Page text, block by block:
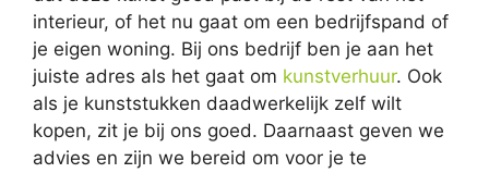
interieur, of het nu gaat om een bedrijfspand of
je eigen woning. Bij ons bedrijf ben je aan het
juiste adres als het gaat om kunstverhuur. Ook
als je kunststukken daadwerkelijk zelf wilt
kopen, zit je bij ons goed. Daarnaast geven we
advies en zijn we bereid om voor je te